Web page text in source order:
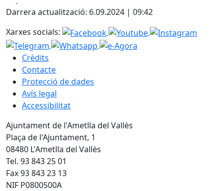
Darrera actualització: 6.09.2024 | 09:42
Xarxes socials:
Crèdits
Contacte
Protecció de dades
Avís legal
Accessibilitat
Ajuntament de l'Ametlla del Vallès
Plaça de l'Ajuntament, 1
08480 L'Ametlla del Vallès
Tel. 93 843 25 01
Fax 93 843 23 13
NIF P0800500A